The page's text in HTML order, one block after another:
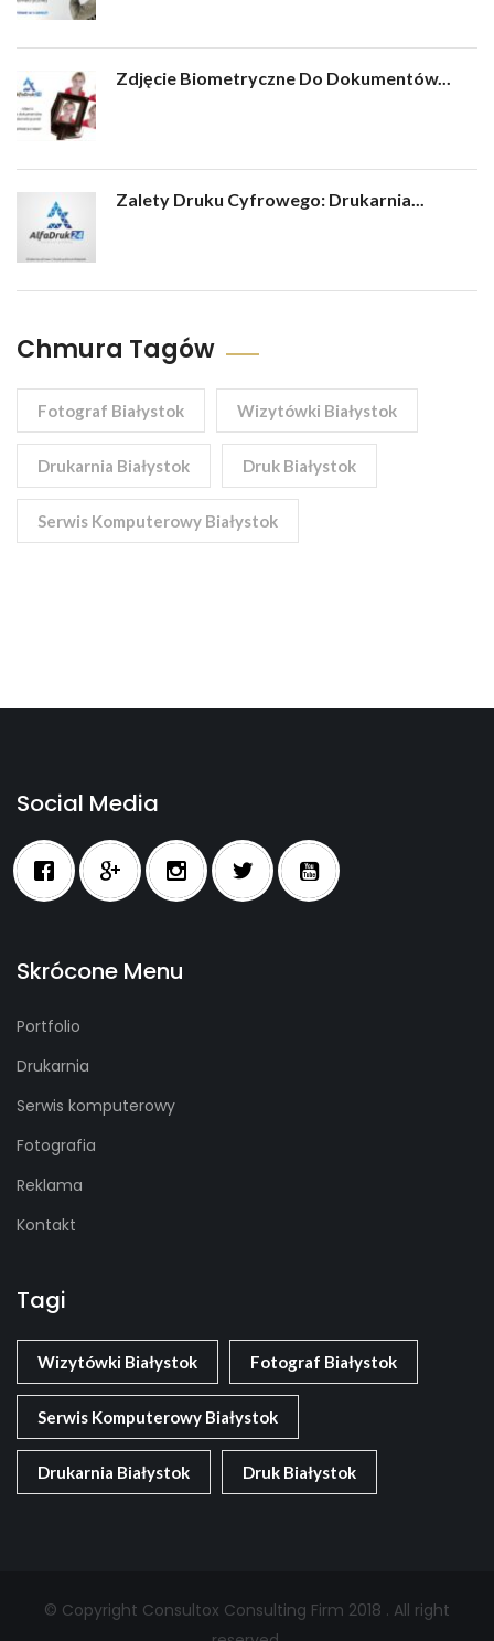
Zdjęcie Biometryczne Do Dokumentów...
Zalety Druku Cyfrowego: Drukarnia...
Chmura Tagów
Fotograf Białystok Wizytówki Białystok
Drukarnia Białystok Druk Białystok
Serwis Komputerowy Białystok
Social Media
Skrócone Menu
Portfolio
Drukarnia
Serwis komputerowy
Fotografia
Reklama
Kontakt
Tagi
Wizytówki Białystok Fotograf Białystok
Serwis Komputerowy Białystok
Drukarnia Białystok Druk Białystok
© Copyright Consultox Consulting Firm 2018 . All right